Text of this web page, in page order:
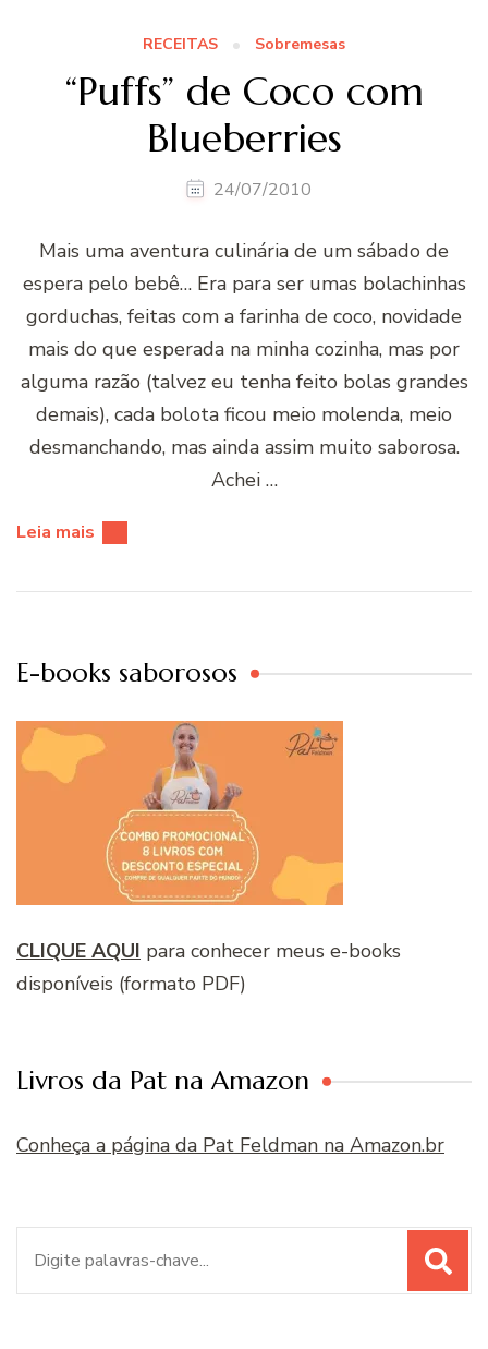
RECEITAS Sobremesas
“Puffs” de Coco com
Blueberries
24/07/2010
Mais uma aventura culinária de um sábado de
espera pelo bebê… Era para ser umas bolachinhas
gorduchas, feitas com a farinha de coco, novidade
mais do que esperada na minha cozinha, mas por
alguma razão (talvez eu tenha feito bolas grandes
demais), cada bolota ficou meio molenda, meio
desmanchando, mas ainda assim muito saborosa.
Achei …
Leia mais
E-books saborosos
CLIQUE AQUI para conhecer meus e-books
disponíveis (formato PDF)
Livros da Pat na Amazon
Conheça a página da Pat Feldman na Amazon.br